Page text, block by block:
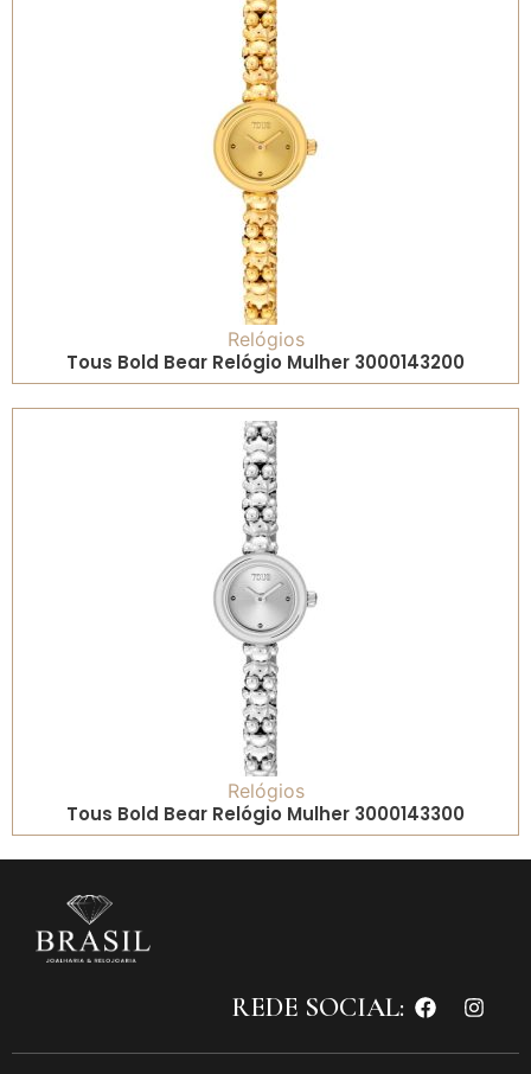
Relógios
Tous Bold Bear Relógio Mulher 3000143200
Relógios
Tous Bold Bear Relógio Mulher 3000143300
REDE SOCIAL: